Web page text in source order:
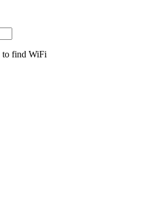
to find WiFi